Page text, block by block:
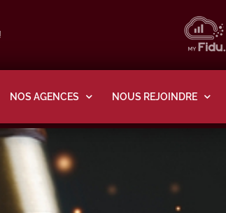
NOS AGENCES NOUS REJOINDRE